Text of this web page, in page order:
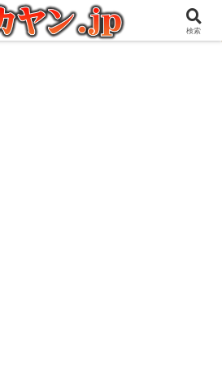
好きな管理人の愉快な日々を綴るブログ
検索